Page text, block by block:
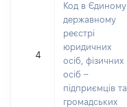
4
Код в Єдиному
державному
реєстрі
юридичних
осіб, фізичних
осіб –
підприємців та
громадських